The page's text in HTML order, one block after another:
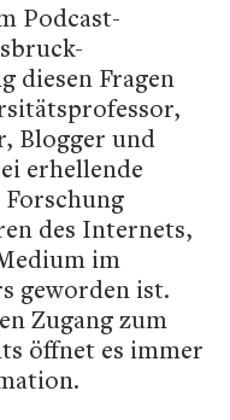
Podcast-
diesen Fragen
Blogger und
erhellende
des Internets,
im
geworden ist.
Zugang zum
öffnet es immer